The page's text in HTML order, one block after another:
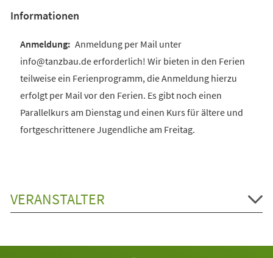
Informationen
Anmeldung per Mail unter
info@tanzbau.de erforderlich! Wir bieten in den Ferien
teilweise ein Ferienprogramm, die Anmeldung hierzu
erfolgt per Mail vor den Ferien. Es gibt noch einen
Parallelkurs am Dienstag und einen Kurs für ältere und
fortgeschrittenere Jugendliche am Freitag.
VERANSTALTER